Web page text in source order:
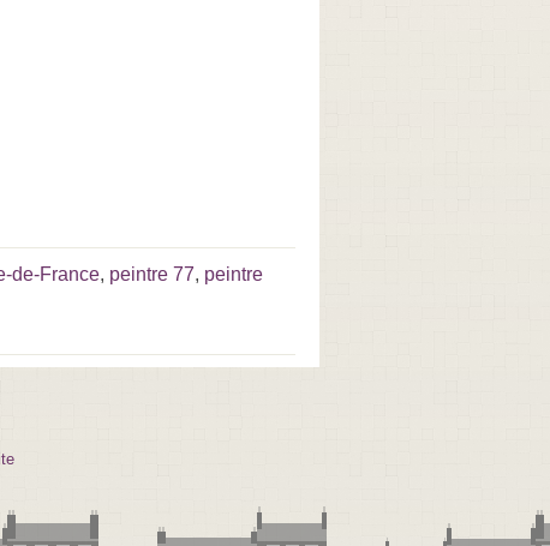
de-France, peintre 77, peintre